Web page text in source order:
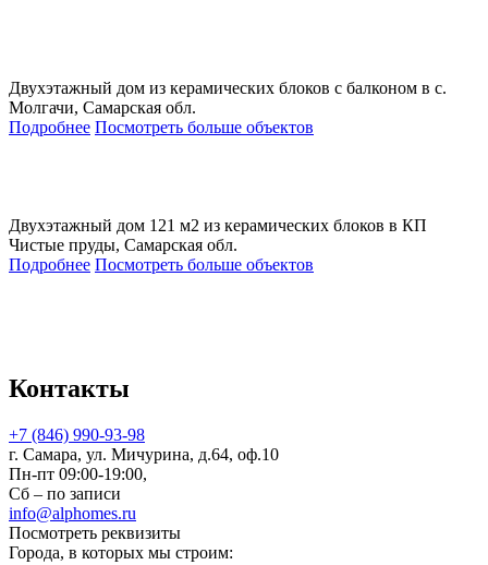
Двухэтажный дом из керамических блоков с балконом в с.
Молгачи, Самарская обл.
Подробнее Посмотреть больше объектов
Двухэтажный дом 121 м2 из керамических блоков в КП
Чистые пруды, Самарская обл.
Подробнее Посмотреть больше объектов
Контакты
+7 (846) 990-93-98
г. Самара, ул. Мичурина, д.64, оф.10
Пн-пт 09:00-19:00,
Сб – по записи
info@alphomes.ru
Посмотреть реквизиты
Города, в которых мы строим: